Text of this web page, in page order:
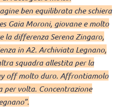
ben equilibrata che schiera
Gaia Moroni, giovane e molto
la differenza Serena Zingaro,
in A2. Archiviata Legnano,
squadra allestita per la
off molto duro. Affrontiamolo
per volta. Concentrazione